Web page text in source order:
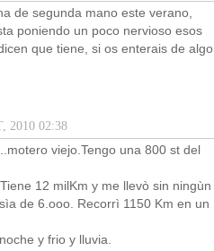
de segunda mano este verano,
poniendo un poco nervioso esos
que tiene, si os enterais de algo
2010 02:38
viejo.Tengo una 800 st del
12 milKm y me llevò sin ningùn
de 6.ooo. Recorrì 1150 Km en un
y frio y lluvia.